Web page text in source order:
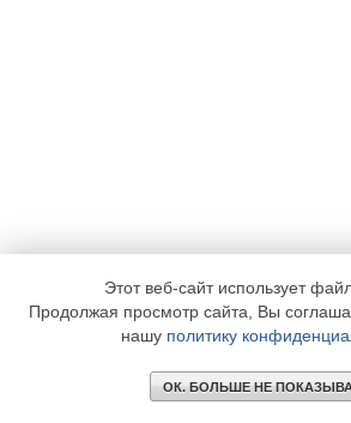
Этот веб-сайт использует
Продолжая просмотр сайта, Вы
нашу политику
ОК. БОЛЬШЕ НЕ